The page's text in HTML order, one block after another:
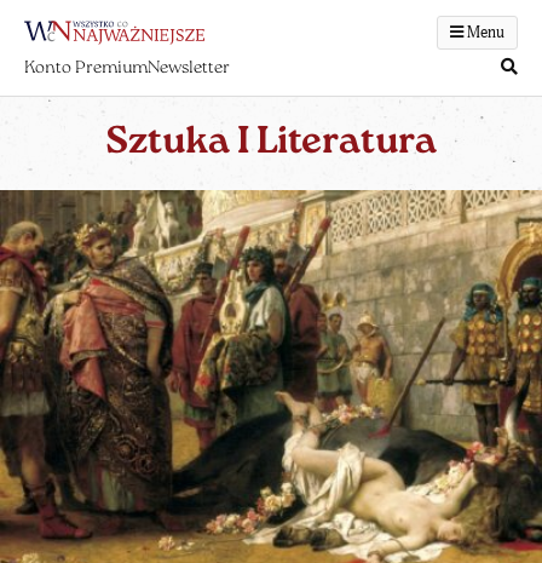
Menu
Konto PremiumNewsletter
Sztuka I Literatura